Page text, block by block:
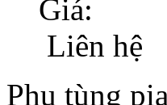
Giá:
Liên hệ
Phụ tùng